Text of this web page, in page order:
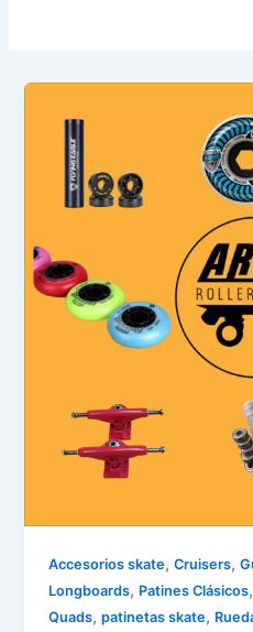
Accesorios skate,Cruisers,
Longboards, Patines Clásicos,
Quads,patinetas skate,